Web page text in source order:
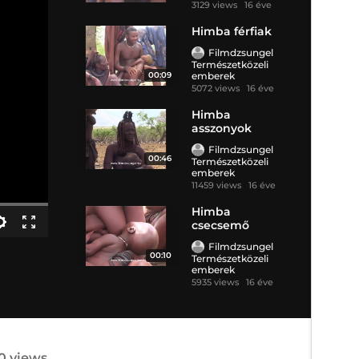
3129 views 16 éve
00:09
Himba férfiak
Filmdzsungel
Természetközeli
emberek
5072 views 16 éve
00:46
Himba
asszonyok
Filmdzsungel
Természetközeli
emberek
11459 views 16 éve
00:10
Himba
csecsemő
Filmdzsungel
Természetközeli
emberek
5935 views 16 éve